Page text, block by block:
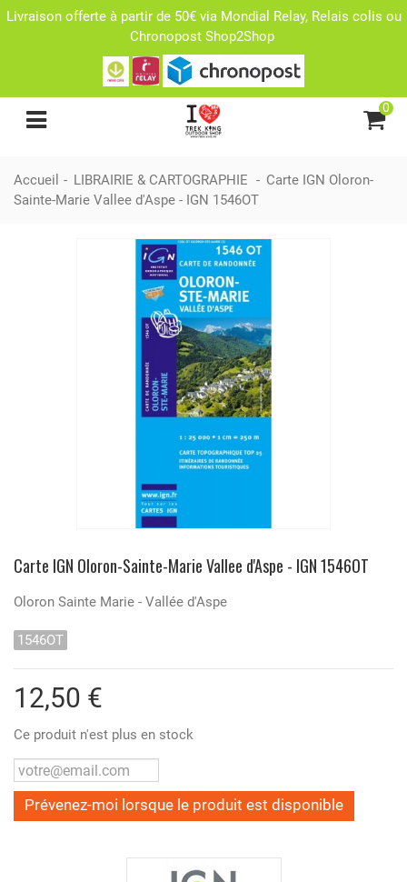
Livraison offerte à partir de 50€ via Mondial Relay, Relais colis ou
Chronopost Shop2Shop
0
Accueil - LIBRAIRIE & CARTOGRAPHIE - Carte IGN Oloron-
Sainte-Marie Vallee d'Aspe - IGN 1546OT
Carte IGN Oloron-Sainte-Marie Vallee d'Aspe - IGN 1546OT
Oloron Sainte Marie - Vallée d'Aspe
1546OT
12,50 €
Ce produit n'est plus en stock
Prévenez-moi lorsque le produit est disponible